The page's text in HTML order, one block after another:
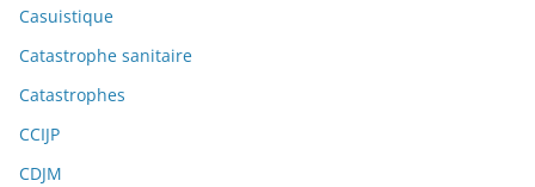
Casuistique
Catastrophe sanitaire
Catastrophes
CCIJP
CDJM